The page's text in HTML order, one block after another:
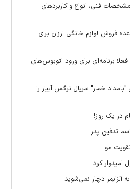
فنی، انواع و کاربردهای
با وعده فروش لوازم خانگی ارزان برای
برنامه‌ای برای ورود اتوبوس‌های
خمار" سریال نرگس آبیار را
در یک روز!
تدفین پدر
مو
امیدوار کرد
آلزایمر دچار نمی‌شوید